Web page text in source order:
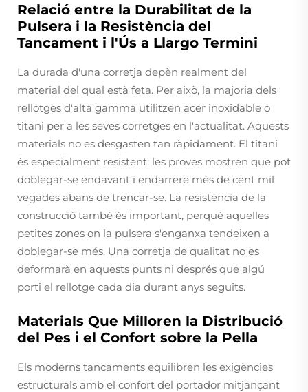
Relació entre la Durabilitat de la
Pulsera i la Resistència del
Tancament i l'Ús a Llargo Termini
La durada d'una corretja depèn realment del
material del qual està feta. Per això, la majoria dels
rellotges d'alta gamma utilitzen acer inoxidable o
titani per a les seves corretges en l'actualitat. Aquests
materials no es desgasten tan ràpidament. El titani
és especialment resistent: les proves mostren que pot
doblegar-se endavant i endarrere més de cent mil
vegades abans de trencar-se. La resistència de la
construcció també és important, perquè aquelles
petites zones on la pulsera s'enganxa tendeixen a
doblegar-se més. Una corretja de qualitat no es
deformarà en aquests punts ni després que algú
porti el rellotge cada dia durant anys seguits.
Materials Que Milloren la Distribució
del Pes i el Confort sobre la Pella
Els moderns tancaments equilibren les exigències
estructurals amb el confort del portador mitjançant